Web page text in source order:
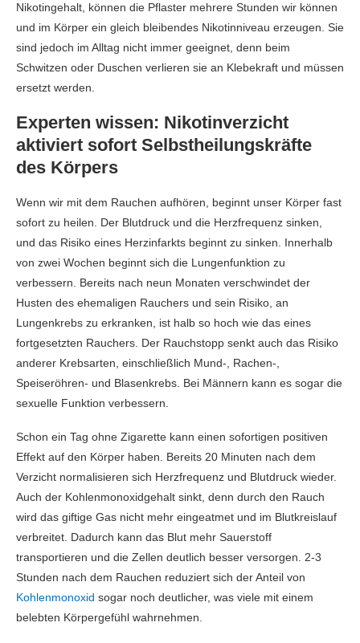
Nikotingehalt, können die Pflaster mehrere Stunden wir können
und im Körper ein gleich bleibendes Nikotinniveau erzeugen. Sie
sind jedoch im Alltag nicht immer geeignet, denn beim
Schwitzen oder Duschen verlieren sie an Klebekraft und müssen
ersetzt werden.
Experten wissen: Nikotinverzicht
aktiviert sofort Selbstheilungskräfte
des Körpers
Wenn wir mit dem Rauchen aufhören, beginnt unser Körper fast
sofort zu heilen. Der Blutdruck und die Herzfrequenz sinken,
und das Risiko eines Herzinfarkts beginnt zu sinken. Innerhalb
von zwei Wochen beginnt sich die Lungenfunktion zu
verbessern. Bereits nach neun Monaten verschwindet der
Husten des ehemaligen Rauchers und sein Risiko, an
Lungenkrebs zu erkranken, ist halb so hoch wie das eines
fortgesetzten Rauchers. Der Rauchstopp senkt auch das Risiko
anderer Krebsarten, einschließlich Mund-, Rachen-,
Speiseröhren- und Blasenkrebs. Bei Männern kann es sogar die
sexuelle Funktion verbessern.
Schon ein Tag ohne Zigarette kann einen sofortigen positiven
Effekt auf den Körper haben. Bereits 20 Minuten nach dem
Verzicht normalisieren sich Herzfrequenz und Blutdruck wieder.
Auch der Kohlenmonoxidgehalt sinkt, denn durch den Rauch
wird das giftige Gas nicht mehr eingeatmet und im Blutkreislauf
verbreitet. Dadurch kann das Blut mehr Sauerstoff
transportieren und die Zellen deutlich besser versorgen. 2-3
Stunden nach dem Rauchen reduziert sich der Anteil von
Kohlenmonoxid sogar noch deutlicher, was viele mit einem
belebten Körpergefühl wahrnehmen.